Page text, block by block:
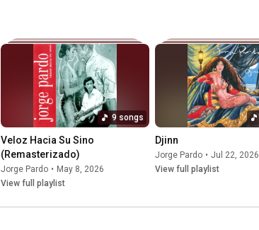
9 songs
Veloz Hacia Su Sino
(Remasterizado)
Jorge Pardo • May 8, 2026
View full playlist
Djinn
Jorge Pardo • Jul 22, 2026
View full playlist